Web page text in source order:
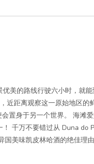
美的路线行驶六小时，就
距离观察这一原始地区的
置身于另一个世界。 海滩
千万不要错过从 Duna do
美味凯皮林哈酒的绝佳理由